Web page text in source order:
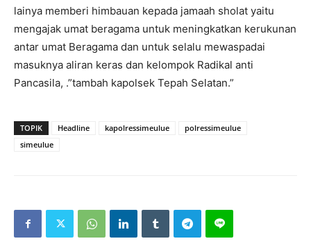
lainya memberi himbauan kepada jamaah sholat yaitu
mengajak umat beragama untuk meningkatkan kerukunan
antar umat Beragama dan untuk selalu mewaspadai
masuknya aliran keras dan kelompok Radikal anti
Pancasila, .”tambah kapolsek Tepah Selatan.”
TOPIK Headline kapolressimeulue
polressimeulue
simeulue